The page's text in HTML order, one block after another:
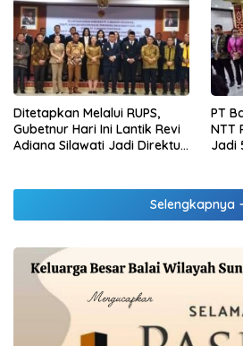
di Lampung dan Tinjau
Samsat Rajabasa
Ditetapkan Melalui RUPS,
Gubetnur Hari Ini Lantik Revi
Adiana Silawati Jadi Direktur
PT
NTT
Jadi
Selengkapnya